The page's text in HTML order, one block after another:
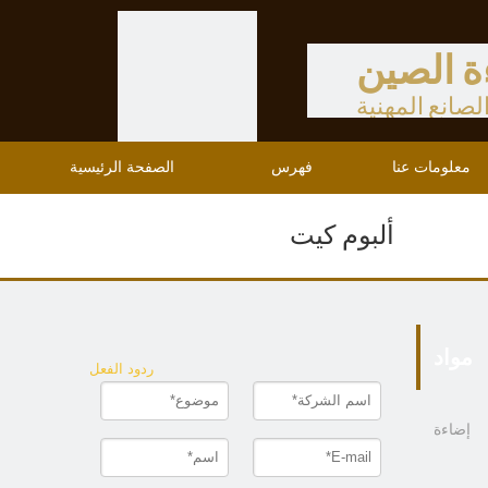
الصين
المهنية
معلومات عنا فهرس الصفحة الرئيسية
ألبوم كيت
إضاءة
ردود الفعل